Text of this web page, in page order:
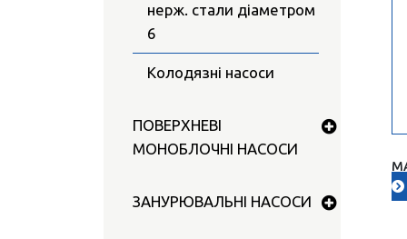
нерж. стали діаметром
6
Колодязні насоси
ПОВЕРХНЕВІ
МОНОБЛОЧНІ НАСОСИ
ЗАНУРЮВАЛЬНІ НАСОСИ